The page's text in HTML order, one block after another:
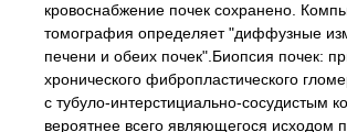
кровоснабжение почек сохранено.
томография определяет "диффузные
печени и обеих почек".Биопсия почек:
хронического фибропластического
с тубуло-интерстициально-сосудистым
вероятнее всего являющегося исходом